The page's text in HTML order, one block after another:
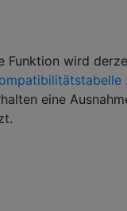
Funktion wird
eine